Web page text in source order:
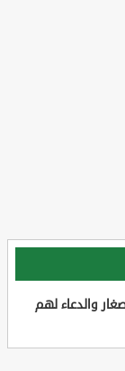
والدعاء لهم